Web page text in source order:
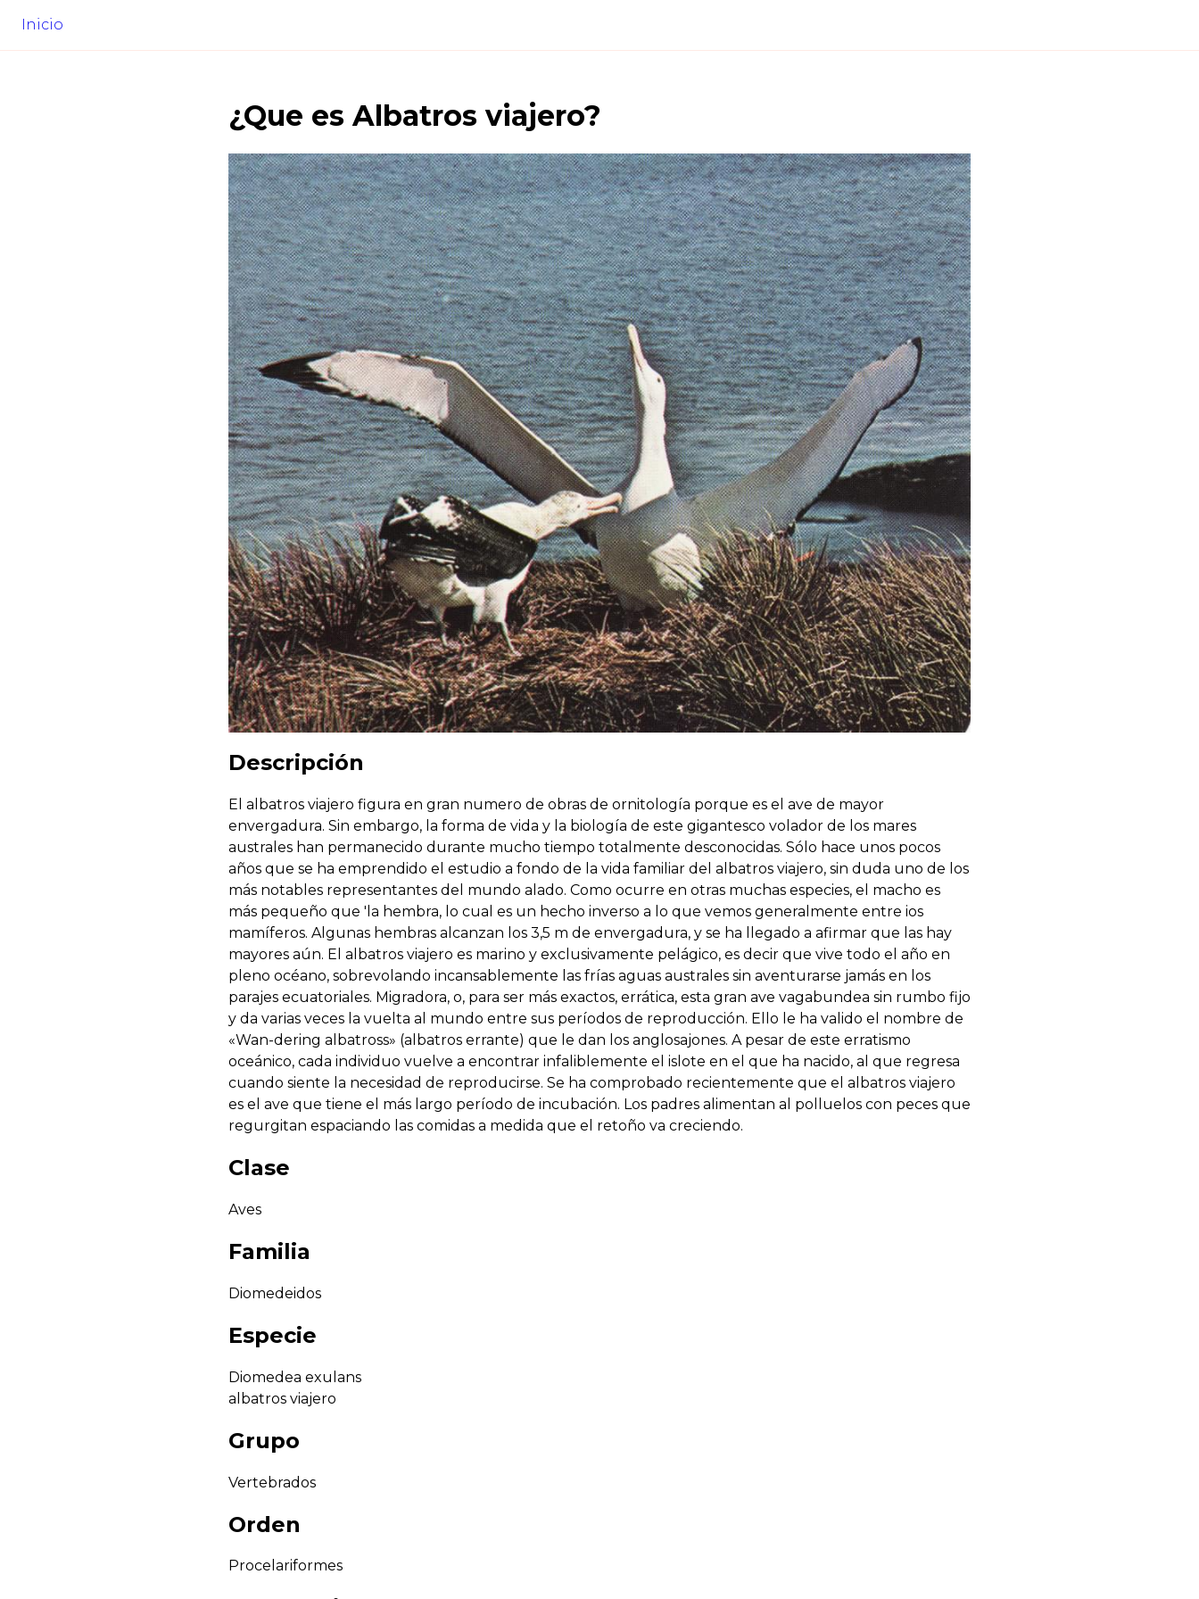
Inicio
¿Que es Albatros viajero?
Descripción
El albatros viajero figura en gran numero de obras de ornitología porque es el ave de mayor
envergadura. Sin embargo, la forma de vida y la biología de este gigantesco volador de los mares
australes han permanecido durante mucho tiempo totalmente desconocidas. Sólo hace unos pocos
años que se ha emprendido el estudio a fondo de la vida familiar del albatros viajero, sin duda uno de los
más notables representantes del mundo alado. Como ocurre en otras muchas especies, el macho es
más pequeño que 'la hembra, lo cual es un hecho inverso a lo que vemos generalmente entre ios
mamíferos. Algunas hembras alcanzan los 3,5 m de envergadura, y se ha llegado a afirmar que las hay
mayores aún. El albatros viajero es marino y exclusivamente pelágico, es decir que vive todo el año en
pleno océano, sobrevolando incansablemente las frías aguas australes sin aventurarse jamás en los
parajes ecuatoriales. Migradora, o, para ser más exactos, errática, esta gran ave vagabundea sin rumbo fijo
y da varias veces la vuelta al mundo entre sus períodos de reproducción. Ello le ha valido el nombre de
«Wan-dering albatross» (albatros errante) que le dan los anglosajones. A pesar de este erratismo
oceánico, cada individuo vuelve a encontrar infaliblemente el islote en el que ha nacido, al que regresa
cuando siente la necesidad de reproducirse. Se ha comprobado recientemente que el albatros viajero
es el ave que tiene el más largo período de incubación. Los padres alimentan al polluelos con peces que
regurgitan espaciando las comidas a medida que el retoño va creciendo.
Clase
Aves
Familia
Diomedeidos
Especie
Diomedea exulans
albatros viajero
Grupo
Vertebrados
Orden
Procelariformes